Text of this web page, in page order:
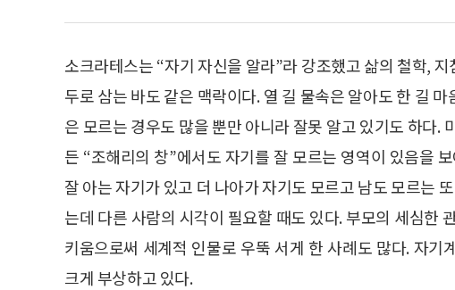
소크라테스는 “자기 자신을 알라”라 강조했고 삶의 철학,
두로 삼는 바도 같은 맥락이다. 열 길 물속은 알아도 한 길
은 모르는 경우도 많을 뿐만 아니라 잘못 알고 있기도 하다.
든 “조해리의 창”에서도 자기를 잘 모르는 영역이 있음을
잘 아는 자기가 있고 더 나아가 자기도 모르고 남도 모르는
는데 다른 사람의 시각이 필요할 때도 있다. 부모의 세심한
키움으로써 세계적 인물로 우뚝 서게 한 사례도 많다. 자기
크게 부상하고 있다.